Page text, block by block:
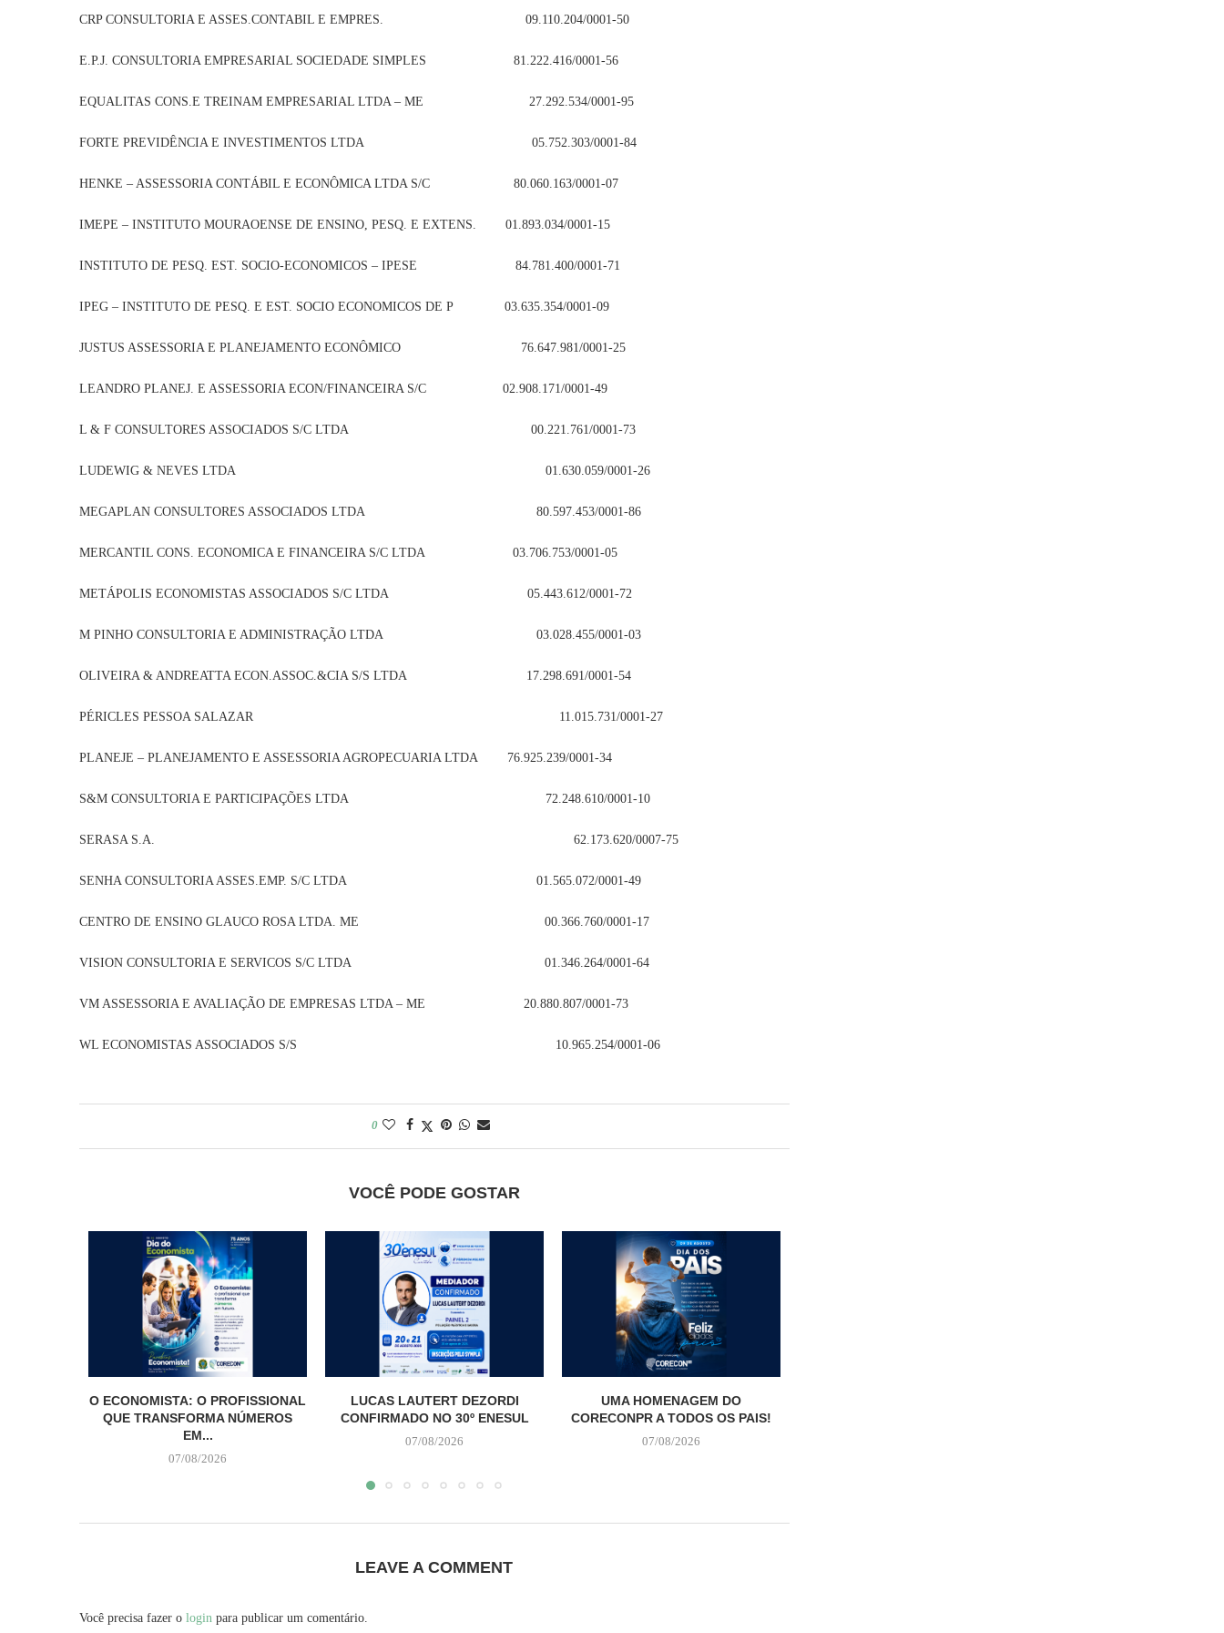
CRP CONSULTORIA E ASSES.CONTABIL E EMPRES. 09.110.204/0001-50
E.P.J. CONSULTORIA EMPRESARIAL SOCIEDADE SIMPLES 81.222.416/0001-56
EQUALITAS CONS.E TREINAM EMPRESARIAL LTDA – ME 27.292.534/0001-95
FORTE PREVIDÊNCIA E INVESTIMENTOS LTDA 05.752.303/0001-84
HENKE – ASSESSORIA CONTÁBIL E ECONÔMICA LTDA S/C 80.060.163/0001-07
IMEPE – INSTITUTO MOURAOENSE DE ENSINO, PESQ. E EXTENS. 01.893.034/0001-15
INSTITUTO DE PESQ. EST. SOCIO-ECONOMICOS – IPESE 84.781.400/0001-71
IPEG – INSTITUTO DE PESQ. E EST. SOCIO ECONOMICOS DE P 03.635.354/0001-09
JUSTUS ASSESSORIA E PLANEJAMENTO ECONÔMICO 76.647.981/0001-25
LEANDRO PLANEJ. E ASSESSORIA ECON/FINANCEIRA S/C 02.908.171/0001-49
L & F CONSULTORES ASSOCIADOS S/C LTDA 00.221.761/0001-73
LUDEWIG & NEVES LTDA 01.630.059/0001-26
MEGAPLAN CONSULTORES ASSOCIADOS LTDA 80.597.453/0001-86
MERCANTIL CONS. ECONOMICA E FINANCEIRA S/C LTDA 03.706.753/0001-05
METÁPOLIS ECONOMISTAS ASSOCIADOS S/C LTDA 05.443.612/0001-72
M PINHO CONSULTORIA E ADMINISTRAÇÃO LTDA 03.028.455/0001-03
OLIVEIRA & ANDREATTA ECON.ASSOC.&CIA S/S LTDA 17.298.691/0001-54
PÉRICLES PESSOA SALAZAR 11.015.731/0001-27
PLANEJE – PLANEJAMENTO E ASSESSORIA AGROPECUARIA LTDA 76.925.239/0001-34
S&M CONSULTORIA E PARTICIPAÇÕES LTDA 72.248.610/0001-10
SERASA S.A. 62.173.620/0007-75
SENHA CONSULTORIA ASSES.EMP. S/C LTDA 01.565.072/0001-49
CENTRO DE ENSINO GLAUCO ROSA LTDA. ME 00.366.760/0001-17
VISION CONSULTORIA E SERVICOS S/C LTDA 01.346.264/0001-64
VM ASSESSORIA E AVALIAÇÃO DE EMPRESAS LTDA – ME 20.880.807/0001-73
WL ECONOMISTAS ASSOCIADOS S/S 10.965.254/0001-06
0
VOCÊ PODE GOSTAR
O ECONOMISTA: O PROFISSIONAL
QUE TRANSFORMA NÚMEROS
EM...
07/08/2026
LUCAS LAUTERT DEZORDI
CONFIRMADO NO 30º ENESUL
07/08/2026
UMA HOMENAGEM DO
CORECONPR A TODOS OS PAIS!
07/08/2026
LEAVE A COMMENT
Você precisa fazer o login para publicar um comentário.